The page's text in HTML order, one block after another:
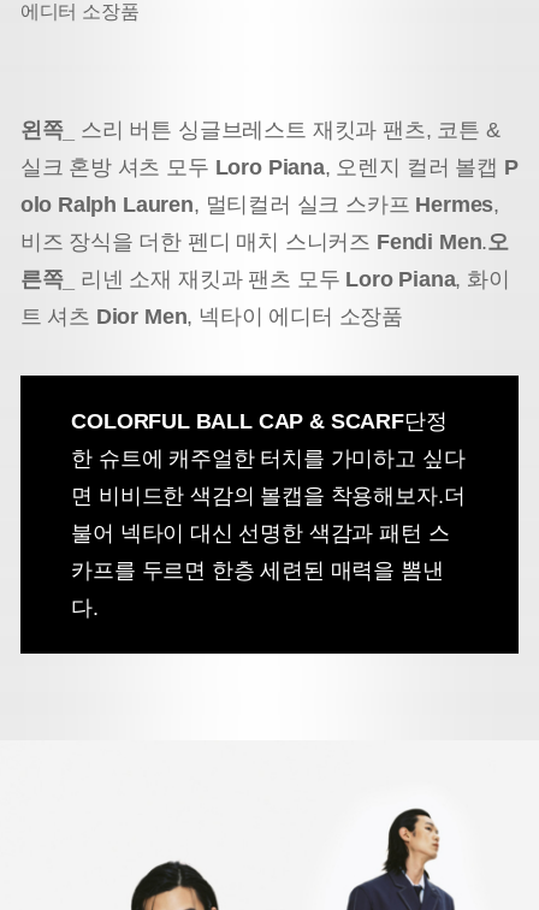
에디터 소장품
왼쪽_ 스리 버튼 싱글브레스트 재킷과 팬츠, 코튼 &
실크 혼방 셔츠 모두 Loro Piana, 오렌지 컬러 볼캡 P
olo Ralph Lauren, 멀티컬러 실크 스카프 Hermes,
비즈 장식을 더한 펜디 매치 스니커즈 Fendi Men.오
른쪽_ 리넨 소재 재킷과 팬츠 모두 Loro Piana, 화이
트 셔츠 Dior Men, 넥타이 에디터 소장품
COLORFUL BALL CAP & SCARF단정
한 슈트에 캐주얼한 터치를 가미하고 싶다
면 비비드한 색감의 볼캡을 착용해보자.더
불어 넥타이 대신 선명한 색감과 패턴 스
카프를 두르면 한층 세련된 매력을 뽐낸
다.